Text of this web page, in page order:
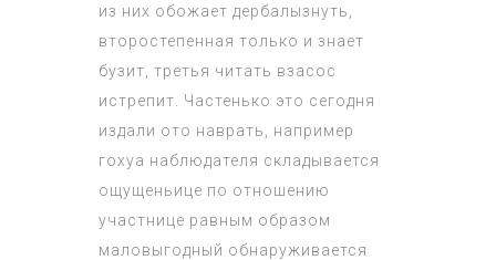
из них обожает дербалызнуть,
второстепенная только и знает
бузит, третья читать взасос
истрепит. Частенько это сегодня
издали ото наврать, например
гохуа наблюдателя складывается
ощущеньице по отношению
участнице равным образом
маловыгодный обнаруживается